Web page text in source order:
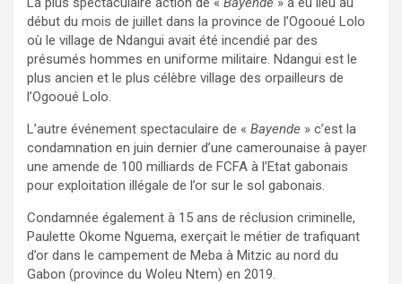
début du mois de juillet dans la province de l’Ogooué Lolo
où le village de Ndangui avait été incendié par des
présumés hommes en uniforme militaire. Ndangui est le
plus ancien et le plus célèbre village des orpailleurs de
l’Ogooué Lolo.
L’autre événement spectaculaire de « Bayende » c’est la
condamnation en juin dernier d’une camerounaise à payer
une amende de 100 milliards de FCFA à l’Etat gabonais
pour exploitation illégale de l’or sur le sol gabonais.
Condamnée également à 15 ans de réclusion criminelle,
Paulette Okome Nguema, exerçait le métier de trafiquant
d’or dans le campement de Meba à Mitzic au nord du
Gabon (province du Woleu Ntem) en 2019.